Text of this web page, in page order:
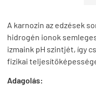
A karnozin az edzések
hidrogén ionok
izmaink pH szintjét, így
fizikai
Adagolás: